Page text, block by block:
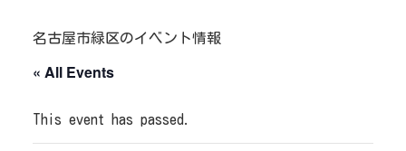
名古屋市緑区のイベント情報
« All Events
This event has passed.